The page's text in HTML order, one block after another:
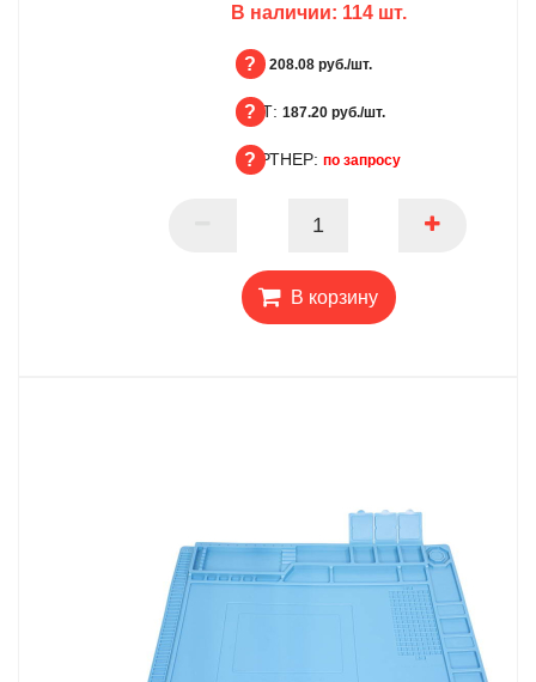
В наличии: 114шт.
БЦ: 208.08 руб./шт.
ОПТ: 187.20 руб./шт.
ПАРТНЕР: по запросу
В корзину